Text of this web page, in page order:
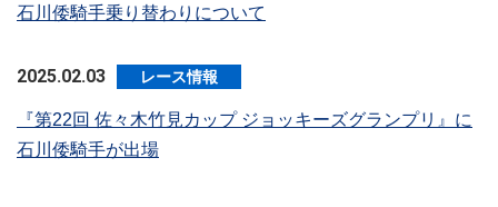
石川倭騎手乗り替わりについて
2025.02.03 レース情報
『第22回 佐々木竹見カップ ジョッキーズグランプリ』に
石川倭騎手が出場